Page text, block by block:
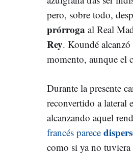
pero, sobre todo,
prórroga al Real
Rey. Koundé
momento, aunque el
Durante la presente
reconvertido a lateral
alcanzando aquel
francés parece
como si ya no